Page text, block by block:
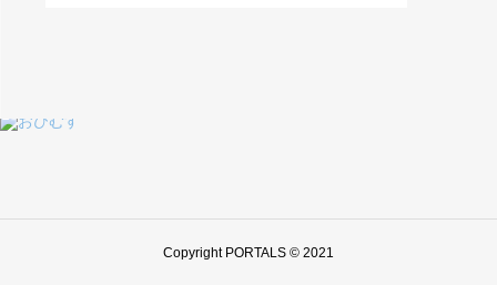
Copyright PORTALS © 2021